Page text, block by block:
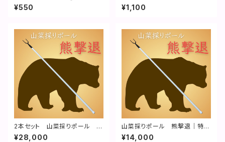
産ふきのとう使用
¥550
パクト）
¥1,100
2本セット 山菜採りポール 熊
撃退｜特許取得済
¥28,000
山菜採りポール 熊撃退｜特許
取得済
¥14,000